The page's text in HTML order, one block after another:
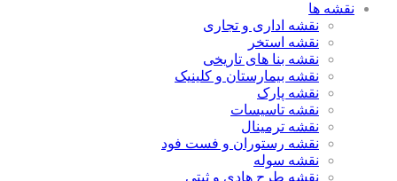
نقشه ها
نقشه اداری و تجاری
نقشه استخر
نقشه بنا های تاریخی
نقشه بیمارستان و کلینیک
نقشه پارک
نقشه تاسیسات
نقشه ترمینال
نقشه رستوران و فست فود
نقشه سوله
نقشه طرح هادی و ثبتی